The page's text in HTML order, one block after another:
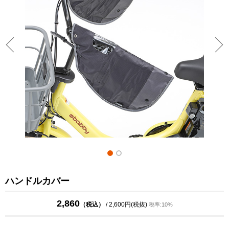
ハンドルカバー
2,860（税込） / 2,600円(税抜) 税率:10%